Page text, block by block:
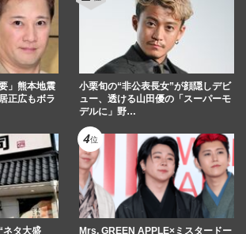
」熊本地震
正広もボラ
小栗旬の“非公表長女”が顔隠しデビ
ュー、透ける山田優の「スーパーモ
デルに」野…
ネタ大盛
Mrs. GREEN APPLE×ミスタードー